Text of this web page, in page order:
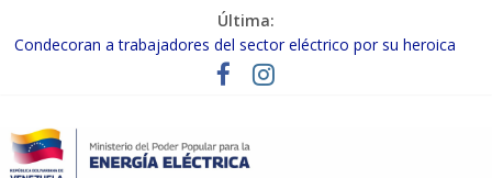
Última:
Condecoran a trabajadores del sector eléctrico por su heroica
labor tras el doble sismo del 24-J
Gobierno Nacional coordina acciones con el sector privado para
Inspeccionan trabajos de rehabilitación en instalaciones del SEN
en Carabobo